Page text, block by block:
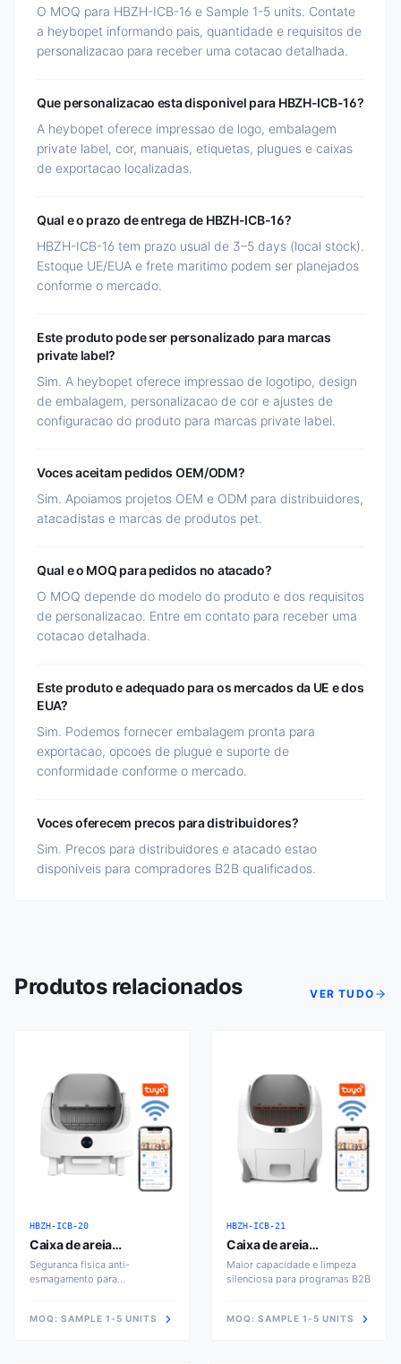
O MOQ para HBZH-ICB-16 e Sample 1-5 units. Contate
a heybopet informando pais, quantidade e requisitos de
personalizacao para receber uma cotacao detalhada.
Que personalizacao esta disponivel para HBZH-ICB-16?
A heybopet oferece impressao de logo, embalagem
private label, cor, manuais, etiquetas, plugues e caixas
de exportacao localizadas.
Qual e o prazo de entrega de HBZH-ICB-16?
HBZH-ICB-16 tem prazo usual de 3–5 days (local stock).
Estoque UE/EUA e frete maritimo podem ser planejados
conforme o mercado.
Este produto pode ser personalizado para marcas
private label?
Sim. A heybopet oferece impressao de logotipo, design
de embalagem, personalizacao de cor e ajustes de
configuracao do produto para marcas private label.
Voces aceitam pedidos OEM/ODM?
Sim. Apoiamos projetos OEM e ODM para distribuidores,
atacadistas e marcas de produtos pet.
Qual e o MOQ para pedidos no atacado?
O MOQ depende do modelo do produto e dos requisitos
de personalizacao. Entre em contato para receber uma
cotacao detalhada.
Este produto e adequado para os mercados da UE e dos
EUA?
Sim. Podemos fornecer embalagem pronta para
exportacao, opcoes de plugue e suporte de
conformidade conforme o mercado.
Voces oferecem precos para distribuidores?
Sim. Precos para distribuidores e atacado estao
disponiveis para compradores B2B qualificados.
Produtos relacionados VER TUDO
HBZH-ICB-20
Caixa de areia
inteligente aberta ICB-
20
Seguranca fisica anti-
esmagamento para
MOQ: SAMPLE 1-5 UNITS
HBZH-ICB-21
Caixa de areia
inteligente aberta Pro
Maior capacidade e limpeza
silenciosa para programas B2B
MOQ: SAMPLE 1-5 UNITS